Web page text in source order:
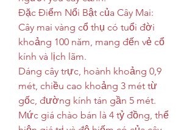
Đặc Điểm Nổi Bật của Cây Mai:
Cây mai vàng cổ thụ có tuổi đời
khoảng 100 năm, mang đến vẻ cổ
kính và lịch lãm.
Dáng cây trực, hoành khoảng 0,9
mét, chiều cao khoảng 3 mét từ
gốc, đường kính tán gần 5 mét.
Mức giá chào bán là 4 tỷ đồng, thể